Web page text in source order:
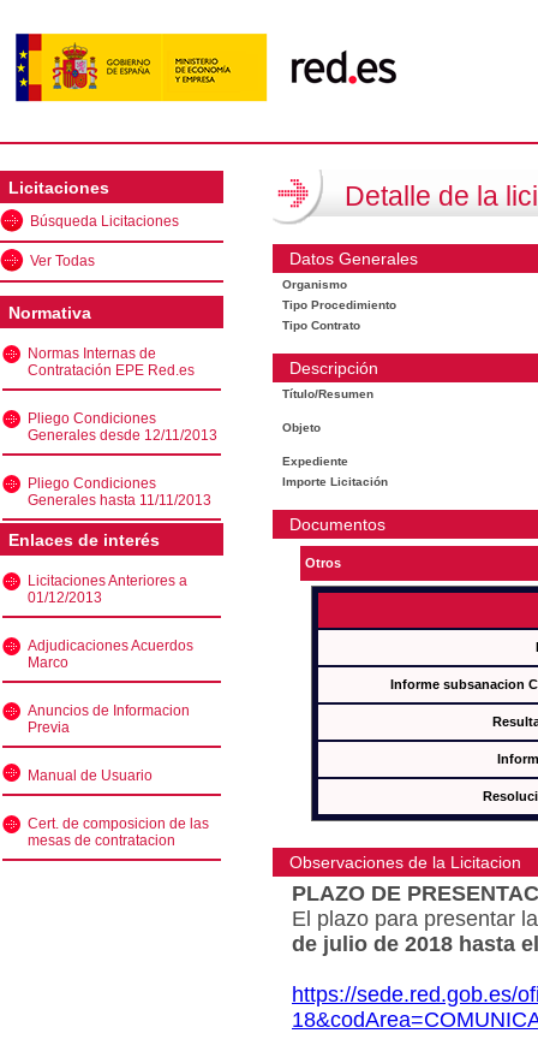
Licitaciones
Búsqueda Licitaciones
Ver Todas
Normativa
Normas Internas de
Contratación EPE Red.es
Pliego Condiciones
Generales desde 12/11/2013
Pliego Condiciones
Generales hasta 11/11/2013
Enlaces de interés
Licitaciones Anteriores a
01/12/2013
Adjudicaciones Acuerdos
Marco
Anuncios de Informacion
Previa
Manual de Usuario
Cert. de composicion de las
mesas de contratacion
Detalle de la
Datos Generales
Organismo
Tipo Procedimiento
Tipo Contrato
Descripción
Título/Resumen
Objeto
Expediente
Importe Licitación
Documentos
Otros
Informe subsanacion
Observaciones de la Licitacion
PLAZO DE
El plazo para presentar
de julio de 2018 hasta
https://sede.red.gob.es/